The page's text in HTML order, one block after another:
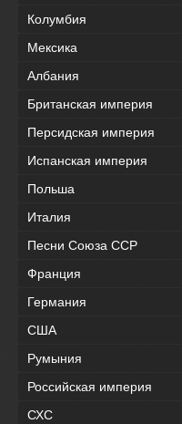
Колумбия
Мексика
Албания
Британская империя
Персидская империя
Испанская империя
Польша
Италия
Песни Союза ССР
Франция
Германия
США
Румыния
Российская империя
СХС